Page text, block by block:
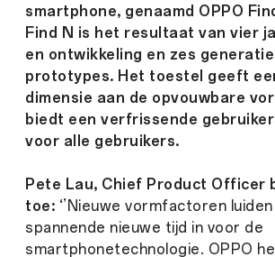
smartphone, genaamd OPPO
Find N is het resultaat van vier
en ontwikkeling en zes
prototypes. Het toestel geeft
dimensie aan de opvouwbare
biedt een verfrissende
voor alle gebruikers.
Pete Lau, Chief Product Officer
toe: ‘’Nieuwe vormfactoren
spannende nieuwe tijd in voor de
smartphonetechnologie. OPPO